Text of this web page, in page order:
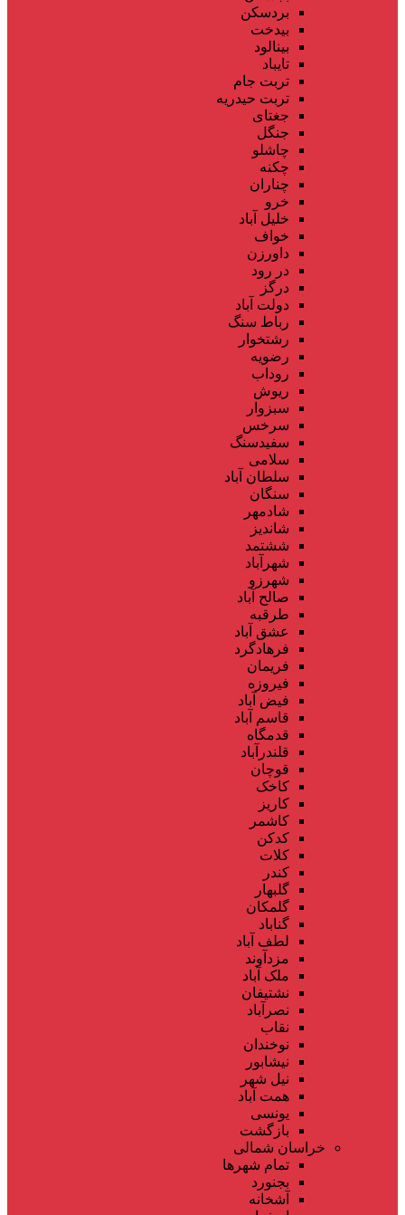
بردسکن
بیدخت
بینالود
تایباد
تربت جام
تربت حیدریه
جغتای
جنگل
چاشلو
چکنه
چناران
خرو
خلیل آباد
خواف
داورزن
در رود
درگز
دولت آباد
رباط سنگ
رشتخوار
رضویه
روداب
ریوش
سبزوار
سرخس
سفیدسنگ
سلامی
سلطان آباد
سنگان
شادمهر
شاندیز
ششتمد
شهرآباد
شهرزو
صالح آباد
طرقبه
عشق آباد
فرهادگرد
فریمان
فیروزه
فیض آباد
قاسم آباد
قدمگاه
قلندرآباد
قوچان
کاخک
کاریز
کاشمر
کدکن
کلات
کندر
گلبهار
گلمکان
گناباد
لطف آباد
مزدآوند
ملک آباد
نشتیفان
نصرآباد
نقاب
نوخندان
نیشابور
نیل شهر
همت آباد
یونسی
بازگشت
خراسان شمالی
تمام شهر‌ها
بجنورد
آشخانه